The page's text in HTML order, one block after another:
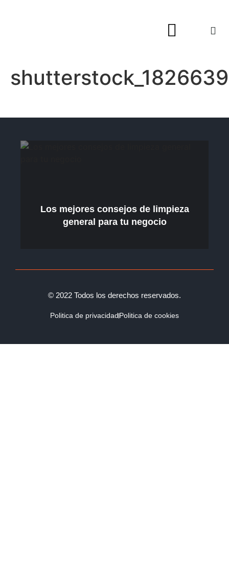
Los mejores consejos de limpieza
general para tu negocio
© 2022 Todos los derechos reservados.
Politica de privacidadPolitica de cookies